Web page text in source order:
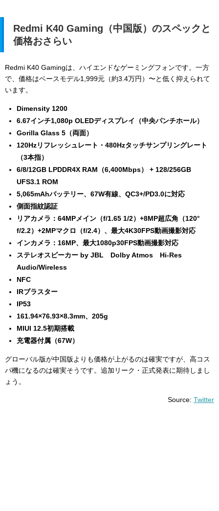
Redmi K40 Gaming（中国版）のスペックと
価格おさらい
Redmi K40 Gamingは、ハイエンドなゲーミングフォンです。一方
で、価格はベースモデル1,999元（約3.4万円）〜と低く抑えられて
います。
Dimensity 1200
6.67インチ1,080p OLEDディスプレイ（中央パンチホール）
Gorilla Glass 5（両面）
120Hzリフレッシュレート・480Hzタッチサンプリングレート
（3本指）
6/8/12GB LPDDR4X RAM（6,400Mbps）
+ 128/256GB
UFS3.1 ROM
5,065mAhバッテリー、67W有線、QC3+/PD3.0に対応
側面指紋認証
リアカメラ：64MPメイン（f/1.65 1/2）+8MP超広角（120°
f/2.2）+2MPマクロ（f/2.4）、最大4K30FPS動画撮影対応
インカメラ：16MP、最大1080p30FPS動画撮影対応
ステレオスピーカー by JBL Dolby Atmos Hi-Res
Audio/Wireless
NFC
IRブラスター
IP53
161.94×76.93×8.3mm、205g
MIUI 12.5初期搭載
充電器付属（67W）
グローバル版が中国版よりも価格が上がるのは確実ですが、高コス
パ機になるのは確実そうです。追加リーク・正式発表に期待しまし
ょう。
Source: Twitter